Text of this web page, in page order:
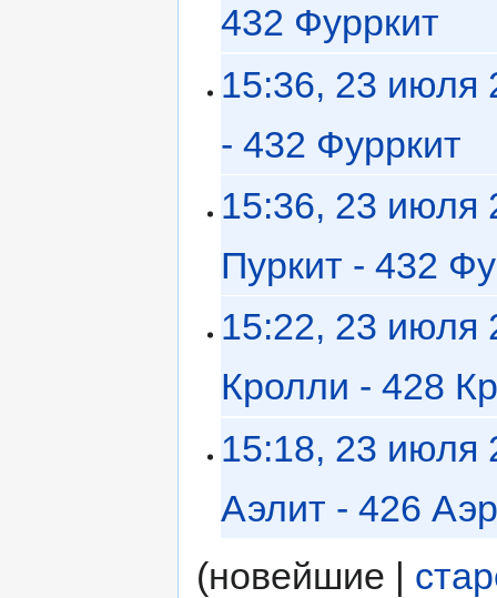
432 Фурркит
15:36, 23 июля
- 432 Фурркит
15:36, 23 июля
Пуркит - 432
15:22, 23 июля
Кролли - 428
15:18, 23 июля
Аэлит - 426
(новейшие |